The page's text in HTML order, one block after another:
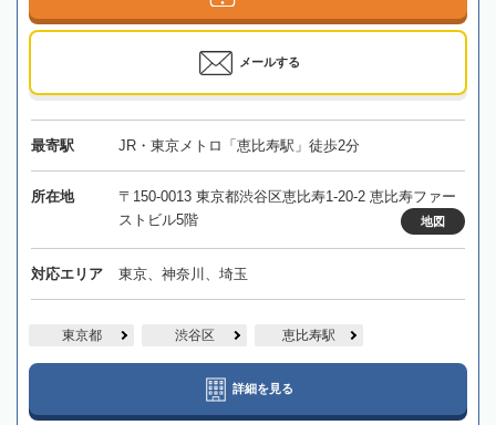
メールする
最寄駅 JR・東京メトロ「恵比寿駅」徒歩2分
所在地
〒150-0013 東京都渋谷区恵比寿1-20-2 恵比寿ファー
ストビル5階
地図
対応エリア 東京、神奈川、埼玉
東京都 渋谷区 恵比寿駅
詳細を見る